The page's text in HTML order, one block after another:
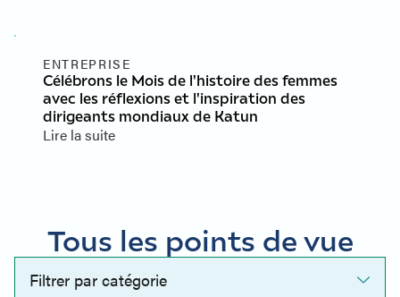
ENTREPRISE
Célébrons le Mois de l'histoire des femmes
avec les réflexions et l'inspiration des
dirigeants mondiaux de Katun
Lire la suite
Tous les points de vue
Filtrer par catégorie